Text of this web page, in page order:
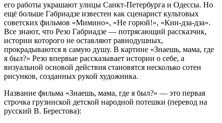
его работы украшают улицы Санкт-Петербурга и Одессы. Но
ещё больше Габриадзе известен как сценарист культовых
советских фильмов «Мимино», «Не горюй!», «Кин-дза-дза».
Все знают, что Резо Габриадзе — потрясающий рассказчик,
истории которого не оставляют равнодушных,
прокрадываются в самую душу. В картине «Знаешь, мама, где
я был?» Резо впервые рассказывает истории о себе, а
визуальной основой действия становятся несколько сотен
рисунков, созданных рукой художника.
Название фильма «Знаешь, мама, где я был?» — это первая
строчка грузинской детской народной потешки (перевод на
русский В. Берестова):